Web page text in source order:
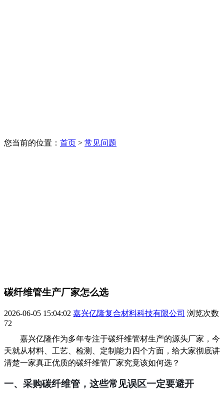
您当前的位置： 首页 > 常见问题
碳纤维管生产厂家怎么选
2026-06-05 15:04:02 嘉兴亿隆复合材料科技有限公司 浏览次数
72
嘉兴亿隆作为多年专注于碳纤维管材生产的源头厂家，今
天就从材料 工艺 检测 、定制能力四个方面 ， 给大家彻底讲
清楚一家真正优质的碳纤维管厂家究竟该如何选 ？
一、采购碳纤维管，这些常见误区一定要避开